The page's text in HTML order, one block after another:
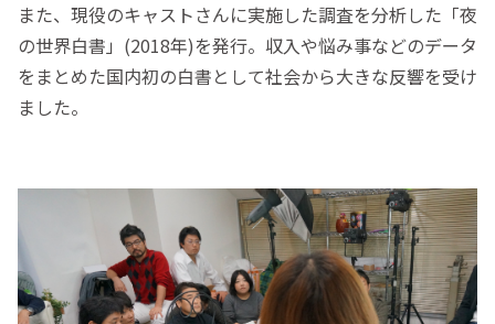
また、現役のキャストさんに実施した調査を分析した「夜
の世界白書」(2018年)を発行。収入や悩み事などのデータ
をまとめた国内初の白書として社会から大きな反響を受け
ました。